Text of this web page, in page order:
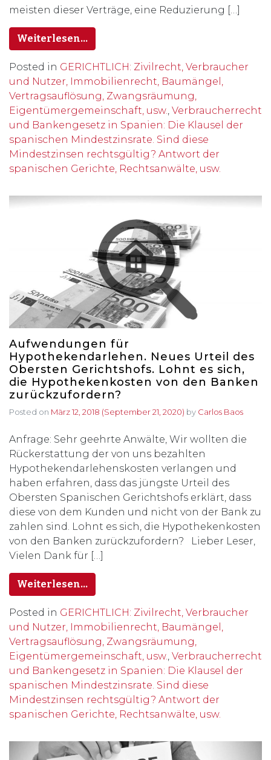
meisten dieser Verträge, eine Reduzierung […]
Weiterlesen…
Posted in GERICHTLICH: Zivilrecht, Verbraucher
und Nutzer, Immobilienrecht, Baumängel,
Vertragsauflösung, Zwangsräumung,
Eigentümergemeinschaft, usw. Verbraucherrecht
und Bankengesetz in Spanien: Die Klausel der
spanischen Mindestzinsrate. Sind diese
Mindestzinsen rechtsgültig? Antwort der
spanischen Gerichte, Rechtsanwälte, usw.
Aufwendungen für
Hypothekendarlehen. Neues Urteil des
Obersten Gerichtshofs. Lohnt es sich,
die Hypothekenkosten von den Banken
zurückzufordern?
Posted on März 12, 2018 (September 21, 2020) by Carlos Baos
Anfrage: Sehr geehrte Anwälte, Wir wollten die
Rückerstattung der von uns bezahlten
Hypothekendarlehenskosten verlangen und
haben erfahren, dass das jüngste Urteil des
Obersten Spanischen Gerichtshofs erklärt, dass
diese von dem Kunden und nicht von der Bank zu
zahlen sind. Lohnt es sich, die Hypothekenkosten
von den Banken zurückzufordern? Lieber Leser,
Vielen Dank für […]
Weiterlesen…
Posted in GERICHTLICH: Zivilrecht, Verbraucher
und Nutzer, Immobilienrecht, Baumängel,
Vertragsauflösung, Zwangsräumung,
Eigentümergemeinschaft, usw. Verbraucherrecht
und Bankengesetz in Spanien: Die Klausel der
spanischen Mindestzinsrate. Sind diese
Mindestzinsen rechtsgültig? Antwort der
spanischen Gerichte, Rechtsanwälte, usw.